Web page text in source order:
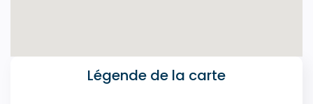
Légende de la carte